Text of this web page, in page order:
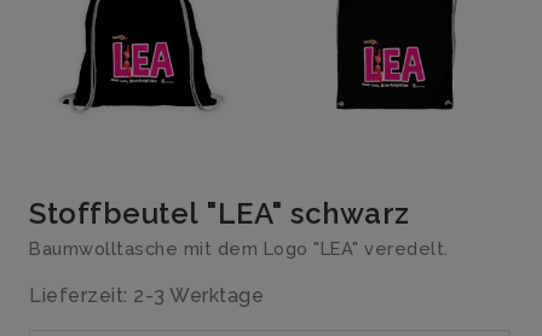
Stoffbeutel "LEA" schwarz
Baumwolltasche mit dem Logo "LEA" veredelt.
Lieferzeit: 2-3 Werktage